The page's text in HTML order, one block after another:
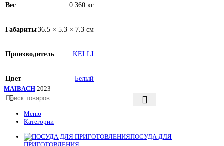
Вес
0.360 кг
Габариты36.5 × 5.3 × 7.3 см
Производитель KELLI
Цвет Белый
MAIBACH 2023
Меню
Категории
ПОСУДА ДЛЯ